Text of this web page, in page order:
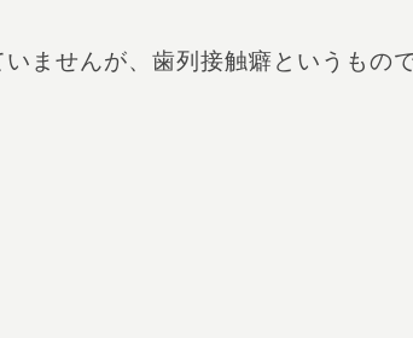
ませんが、歯列接触癖というもの